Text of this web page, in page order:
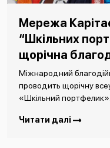
Мережа
“Шкільних
щорічна
Міжнародний
проводить щорічну
«Шкільний портфелик».
Читати далі